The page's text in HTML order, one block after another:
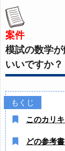
案件
模試の数学
いいですか？
このカリ
どの参考